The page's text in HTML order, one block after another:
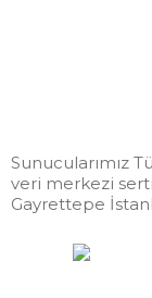
Sunucularımız
veri merkezi
Gayrettepe